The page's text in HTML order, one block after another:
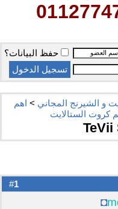
حفظ البيانات؟
و الشيرنج المجاني > اهم
كروت الستالايت
1
◘